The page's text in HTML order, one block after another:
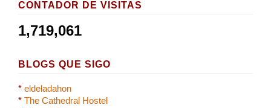
CONTADOR DE VISITAS
1,719,061
BLOGS QUE SIGO
* eldeladahon
* The Cathedral Hostel